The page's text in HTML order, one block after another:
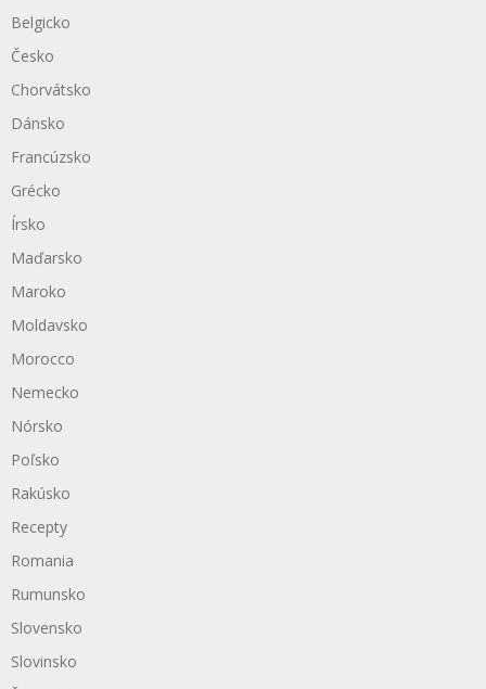
Belgicko
Česko
Chorvátsko
Dánsko
Francúzsko
Grécko
Írsko
Maďarsko
Maroko
Moldavsko
Morocco
Nemecko
Nórsko
Poľsko
Rakúsko
Recepty
Romania
Rumunsko
Slovensko
Slovinsko